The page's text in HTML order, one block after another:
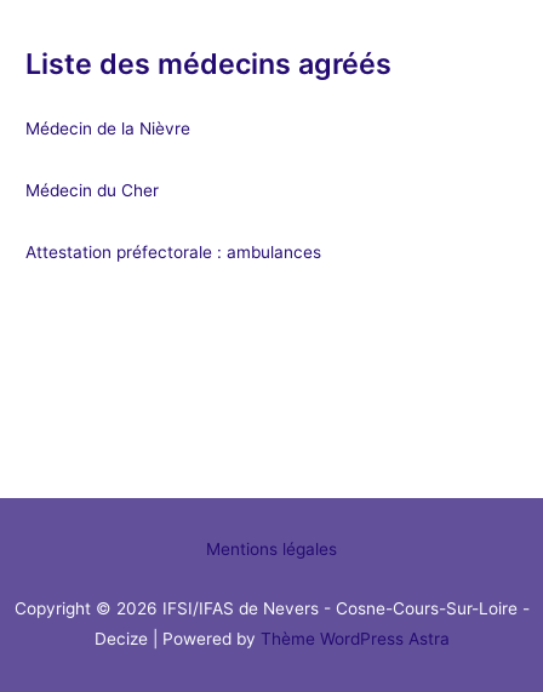
Liste des médecins agréés
Médecin de la Nièvre
Médecin du Cher
Attestation préfectorale : ambulances
Mentions légales
Copyright © 2026 IFSI/IFAS de Nevers - Cosne-Cours-Sur-Loire -
Decize | Powered by Thème WordPress Astra